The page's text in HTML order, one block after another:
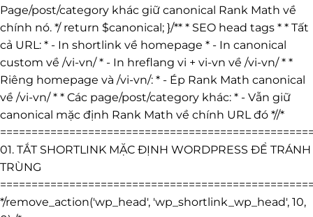
Page/post/category khác giữ canonical Rank Math về
chính nó. */ return $canonical; }/** * SEO head tags * * Tất
cả URL: * - In shortlink về homepage * - In canonical
custom về /vi-vn/ * - In hreflang vi + vi-vn về /vi-vn/ * *
Riêng homepage và /vi-vn/: * - Ép Rank Math canonical
về /vi-vn/ * * Các page/post/category khác: * - Vẫn giữ
canonical mặc định Rank Math về chính URL đó *//*
01. TẮT SHORTLINK MẶC ĐỊNH WORDPRESS ĐỂ TRÁNH
TRÙNG
*/remove_action('wp_head', 'wp_shortlink_wp_head', 10,